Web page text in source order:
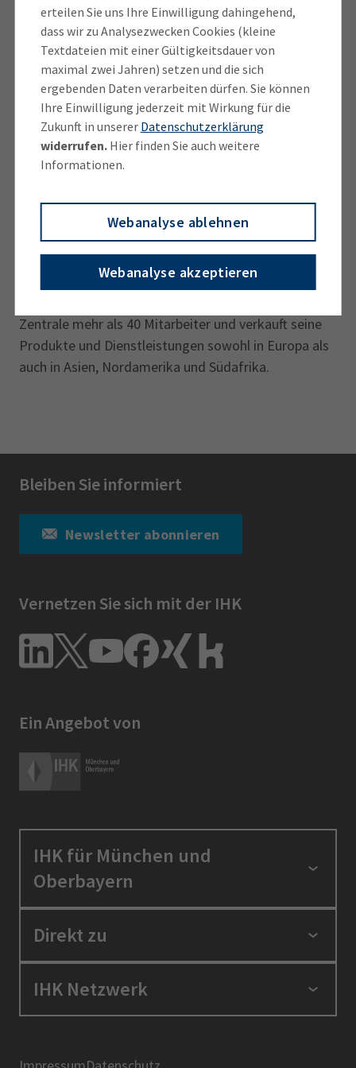
erteilen Sie uns Ihre Einwilligung dahingehend,
dass wir zu Analysezwecken Cookies (kleine
Textdateien mit einer Gültigkeitsdauer von
maximal zwei Jahren) setzen und die sich
ergebenden Daten verarbeiten dürfen. Sie können
Ihre Einwilligung jederzeit mit Wirkung für die
Zukunft in unserer Datenschutzerklärung
widerrufen.Hier finden Sie auch weitere
Informationen.
Webanalyse ablehnen
Webanalyse akzeptieren
‎Basierend auf jeweils 19 Multiple-Choice-‎Fragen
könnten vor allem ‎Mittelständler ‎so
Handlungsempfehlungen selbst erarbeiten, wie sie
Industrie 4.0 in ‎ihrem Betrieb umsetzen können,
betonte Marinescu. ‎
Der Sitzung vorausgegangen war die Besichtigung
der‎ Mammendorfer Institut für ‎Physik und Medizin
GmbH (MIPM). IHK-Gremiumsmitglied und
mit Junior-Chefin Jennifer Rosenheim das 1982 in
‎Mammendorf gegründete Unternehmen, das sich
auf die Entwicklung und ‎Produktion von
medizinischen Geräten spezialisiert hat, vor. Der
Zentrale mehr als 40 Mitarbeiter und verkauft seine
‎Produkte und Dienstleistungen sowohl in Europa als
auch in Asien, Nordamerika ‎und Südafrika.‎
Bleiben Sie informiert
Newsletter abonnieren
Vernetzen Sie sich mit der IHK
Ein Angebot von
IHK für München und
Oberbayern
Standortpolitik
Berufszugang
Über uns
Direkt zu
Positionen
Presse
IHK Netzwerk
BIHK